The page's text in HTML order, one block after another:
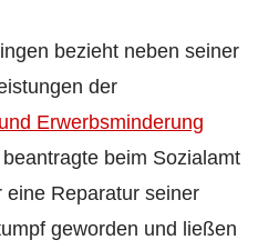
bezieht neben seiner
der
Erwerbsminderung
beim Sozialamt
Reparatur seiner
geworden und ließen